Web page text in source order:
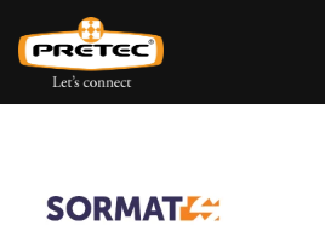
Siirry
suoraan